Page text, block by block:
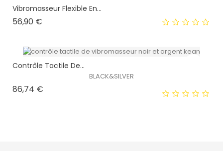
HORS STOCK
Vibromasseur Flexible En...
56,90 €
Contrôle Tactile De...
BLACK&SILVER
86,74 €